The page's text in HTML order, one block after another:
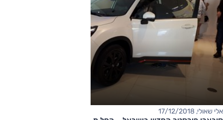
אלי שאולי, 17/12/2018